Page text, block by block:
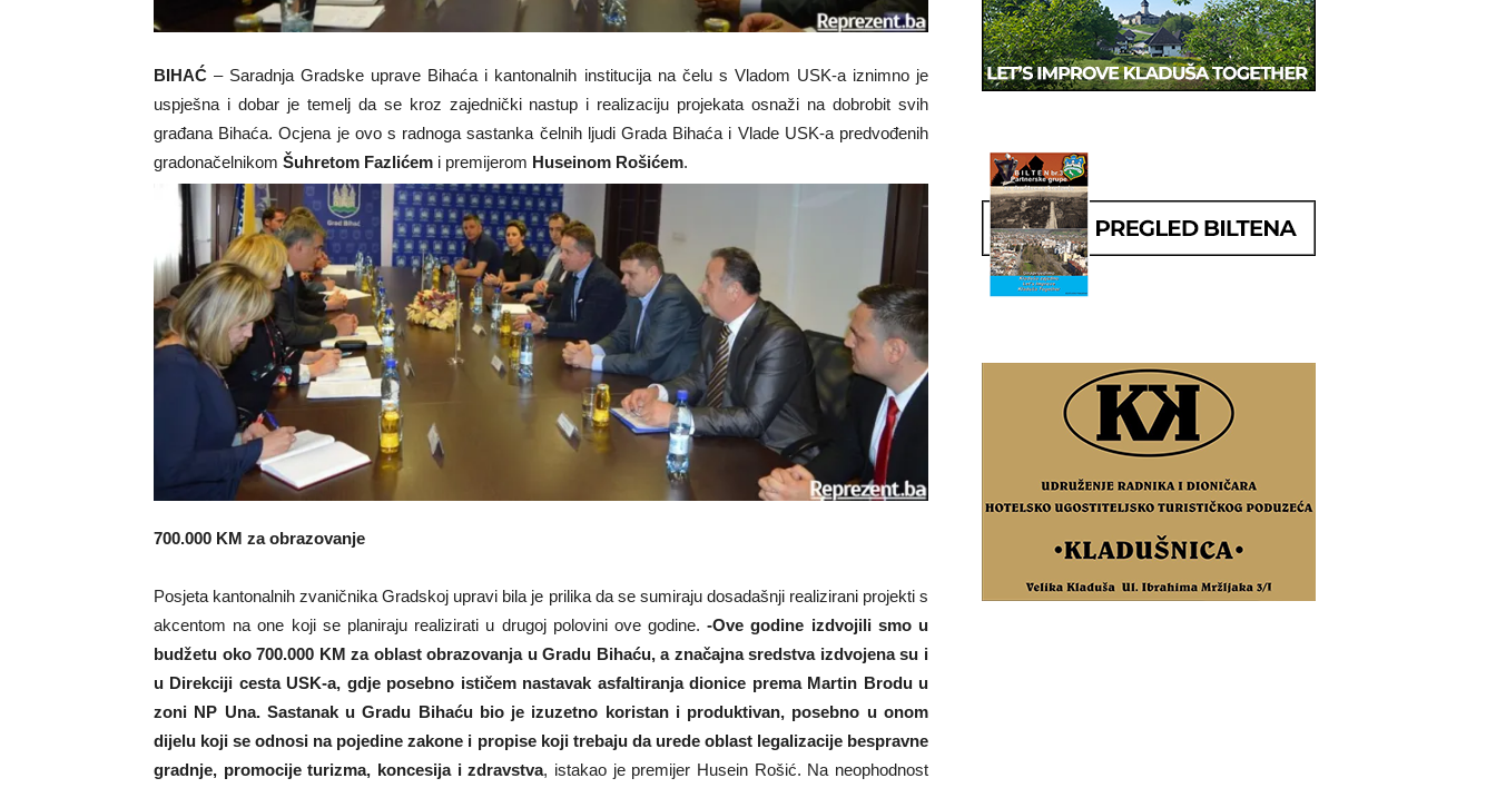
BIHAĆ – Saradnja Gradske uprave Bihaća i kantonalnih institucija na čelu s Vladom USK-a iznimno je
uspješna i dobar je temelj da se kroz zajednički nastup i realizaciju projekata osnaži na dobrobit svih
građana Bihaća. Ocjena je ovo s radnoga sastanka čelnih ljudi Grada Bihaća i Vlade USK-a predvođenih
gradonačelnikom Šuhretom Fazlićem i premijerom Huseinom Rošićem.
700.000 KM za obrazovanje
Posjeta kantonalnih zvaničnika Gradskoj upravi bila je prilika da se sumiraju dosadašnji realizirani projekti s
akcentom na one koji se planiraju realizirati u drugoj polovini ove godine.-Ove godine izdvojili smo u
budžetu oko 700.000 KM za oblast obrazovanja u Gradu Bihaću, a značajna sredstva izdvojena su i
u Direkciji cesta USK-a, gdje posebno ističem nastavak asfaltiranja dionice prema Martin Brodu u
zoni NP Una. Sastanak u Gradu Bihaću bio je izuzetno koristan i produktivan, posebno u onom
dijelu koji se odnosi na pojedine zakone i propise koji trebaju da urede oblast legalizacije bespravne
gradnje, promocije turizma, koncesija i zdravstva, istakao je premijer Husein Rošić. Na neophodnost